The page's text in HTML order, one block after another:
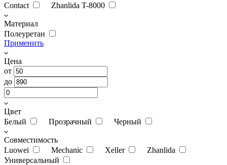
Contact
Zhanlida T-8000
Материал
Полеуретан
Применить
Цена
от
до
Цвет
Белый
Прозрачный Черный
Совместимость
Luowei
Mechanic Xeller
Zhanlida
Универсальный